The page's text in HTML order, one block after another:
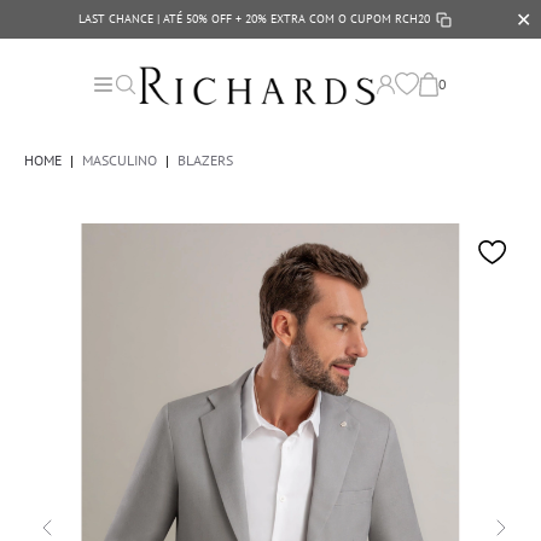
LAST CHANCE | ATÉ 50% OFF + 20% EXTRA COM O CUPOM RCH20 ✕
0
HOME | MASCULINO | BLAZERS